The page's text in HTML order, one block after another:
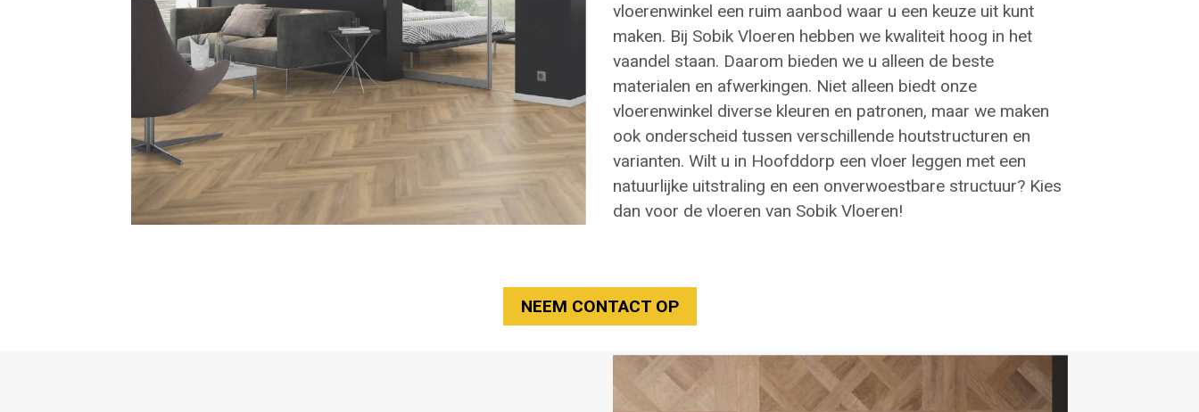
vloerenwinkel een ruim aanbod waar u een keuze uit kunt
maken. Bij Sobik Vloeren hebben we kwaliteit hoog in het
vaandel staan. Daarom bieden we u alleen de beste
materialen en afwerkingen. Niet alleen biedt onze
vloerenwinkel diverse kleuren en patronen, maar we maken
ook onderscheid tussen verschillende houtstructuren en
varianten. Wilt u in Hoofddorp een vloer leggen met een
natuurlijke uitstraling en een onverwoestbare structuur? Kies
dan voor de vloeren van Sobik Vloeren!
NEEM CONTACT OP